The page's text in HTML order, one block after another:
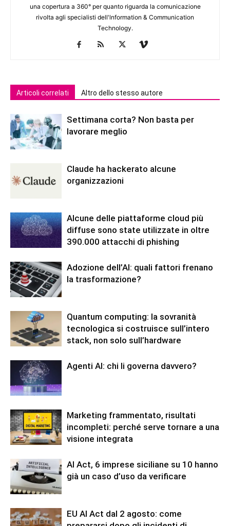
una copertura a 360° per quanto riguarda la comunicazione
rivolta agli specialisti dell'lnformation & Communication
Technology.
Articoli correlati Altro dello stesso autore
Settimana corta? Non basta per
lavorare meglio
Claude ha hackerato alcune
organizzazioni
Alcune delle piattaforme cloud più
diffuse sono state utilizzate in oltre
390.000 attacchi di phishing
Adozione dell’AI: quali fattori frenano
la trasformazione?
Quantum computing: la sovranità
tecnologica si costruisce sull’intero
stack, non solo sull’hardware
Agenti AI: chi li governa davvero?
Marketing frammentato, risultati
incompleti: perché serve tornare a una
visione integrata
AI Act, 6 imprese siciliane su 10 hanno
già un caso d’uso da verificare
EU AI Act dal 2 agosto: come